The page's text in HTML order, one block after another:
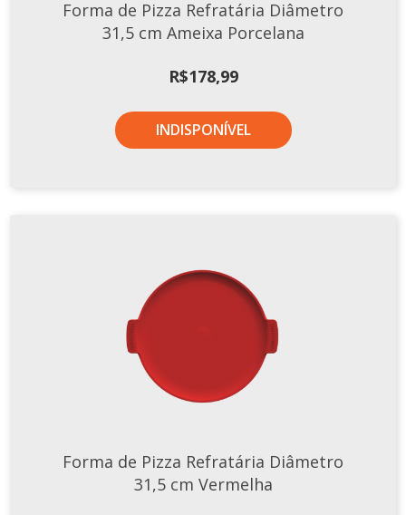
Forma de Pizza Refratária Diâmetro
31,5 cm Ameixa Porcelana
R$178,99
INDISPONÍVEL
Forma de Pizza Refratária Diâmetro
31,5 cm Vermelha